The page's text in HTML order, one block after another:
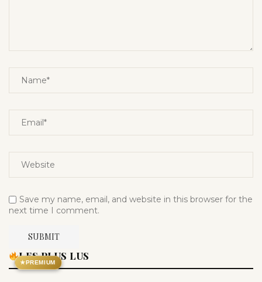
Save my name, email, and website in this browser for the
next time I comment.
★PREMIUM
LES PLUS LUS